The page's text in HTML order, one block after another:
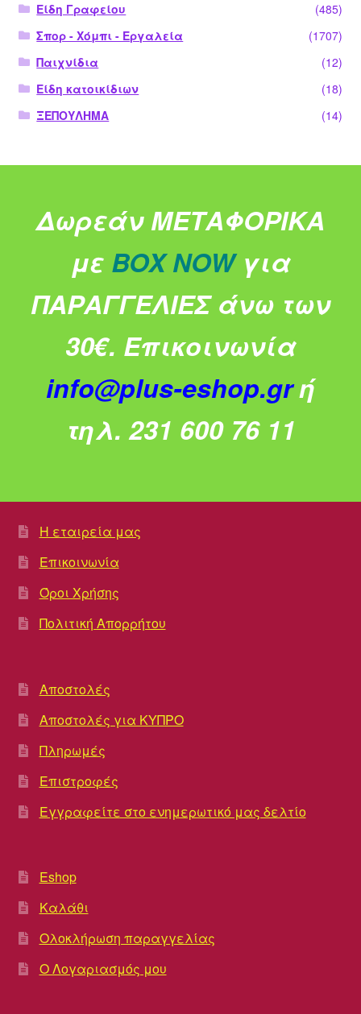
Είδη Γραφείου
(485)
Σπορ - Χόμπι - Εργαλεία
(1707)
Παιχνίδια
(12)
Είδη κατοικίδιων
(18)
ΞΕΠΟΥΛΗΜΑ
(14)
Δωρεάν ΜΕΤΑΦΟΡΙΚΑ
με BOX NOW για
ΠΑΡΑΓΓΕΛΙΕΣ άνω των
30€. Επικοινωνία
info@plus-eshop.grή
τηλ. 231 600 76 11
Η εταιρεία μας
Επικοινωνία
Όροι Χρήσης
Πολιτική Απορρήτου
Αποστολές
Αποστολές για ΚΥΠΡΟ
Πληρωμές
Επιστροφές
Εγγραφείτε στο ενημερωτικό μας δελτίο
Eshop
Καλάθι
Ολοκλήρωση παραγγελίας
Ο Λογαριασμός μου